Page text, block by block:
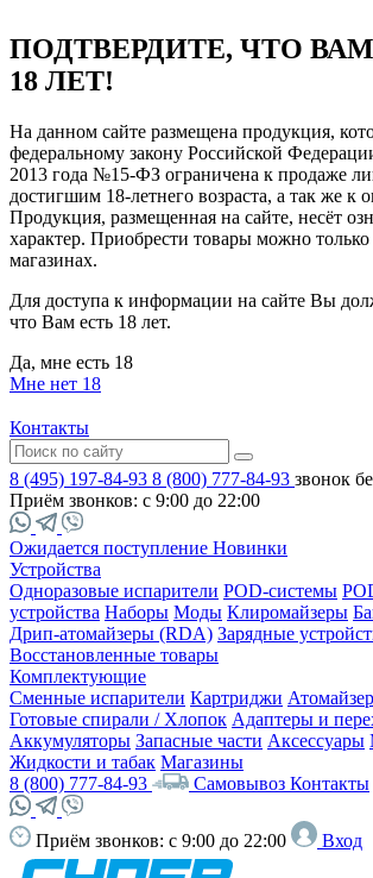
ПОДТВЕРДИТЕ, ЧТО
18 ЛЕТ!
На данном сайте размещена продукция,
федеральному закону Российской
2013 года №15-ФЗ ограничена к продаже
достигшим 18-летнего возраста, а так же к
Продукция, размещенная на сайте, несёт
характер. Приобрести товары можно
магазинах.
Для доступа к информации на сайте Вы
что Вам есть 18 лет.
Да, мне есть 18
Мне нет 18
Контакты
8 (495) 197-84-93 8 (800) 777-84-93 звонок
Приём звонков: с 9:00 до 22:00
Ожидается поступление Новинки
Устройства
Одноразовые испарители POD-системы
устройства Наборы Моды Клиромайзеры
Дрип-атомайзеры (RDA) Зарядные
Восстановленные товары
Комплектующие
Сменные испарители Картриджи
Готовые спирали / Хлопок Адаптеры и
Аккумуляторы Запасные части Аксессуары
Жидкости и табак Магазины
8 (800) 777-84-93
Самовывоз Контакты
Приём звонков: с 9:00 до 22:00 Вход